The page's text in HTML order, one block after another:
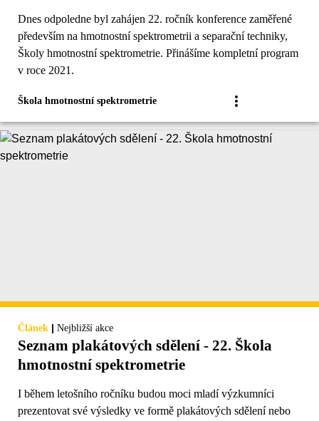
Dnes odpoledne byl zahájen 22. ročník konference zaměřené
především na hmotnostní spektrometrii a separační techniky,
Školy hmotnostní spektrometrie. Přinášíme kompletní program
v roce 2021.
Škola hmotnostní spektrometrie
Článek | Nejbližší akce
Seznam plakátových sdělení - 22. Škola
hmotnostní spektrometrie
I během letošního ročníku budou moci mladí výzkumníci
prezentovat své výsledky ve formě plakátových sdělení nebo